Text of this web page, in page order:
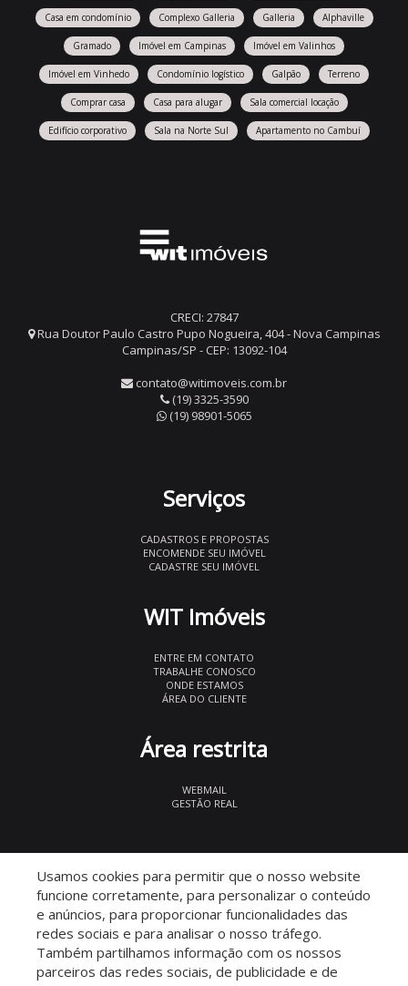
Casa em condomínio Complexo Galleria Galleria Alphaville
Gramado Imóvel em Campinas Imóvel em Valinhos
Imóvel em Vinhedo Condomínio logístico Galpão Terreno
Comprar casa Casa para alugar Sala comercial locação
Edifício corporativo Sala na Norte Sul Apartamento no Cambuí
CRECI: 27847
Rua Doutor Paulo Castro Pupo Nogueira, 404 - Nova Campinas
Campinas/SP - CEP: 13092-104
contato@witimoveis.com.br
(19) 3325-3590
(19) 98901-5065
Serviços
CADASTROS E PROPOSTAS
ENCOMENDE SEU IMÓVEL
CADASTRE SEU IMÓVEL
WIT Imóveis
ENTRE EM CONTATO
TRABALHE CONOSCO
ONDE ESTAMOS
ÁREA DO CLIENTE
Área restrita
WEBMAIL
GESTÃO REAL
Usamos cookies para permitir que o nosso website
funcione corretamente, para personalizar o conteúdo
e anúncios, para proporcionar funcionalidades das
redes sociais e para analisar o nosso tráfego.
Também partilhamos informação com os nossos
parceiros das redes sociais, de publicidade e de